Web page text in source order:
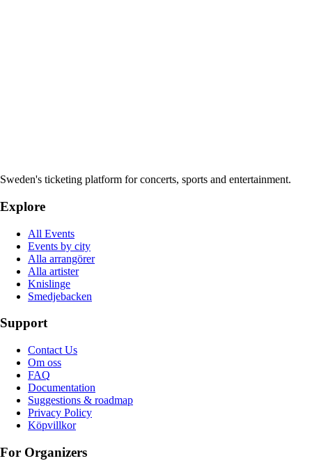
Sweden's ticketing platform for concerts, sports and entertainment.
Explore
All Events
Events by city
Alla arrangörer
Alla artister
Knislinge
Smedjebacken
Support
Contact Us
Om oss
FAQ
Documentation
Suggestions & roadmap
Privacy Policy
Köpvillkor
For Organizers